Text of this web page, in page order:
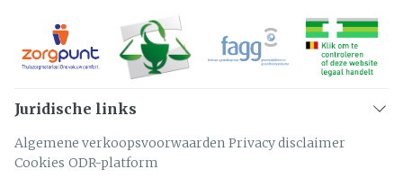
Juridische links
Algemene verkoopsvoorwaarden Privacy disclaimer
Cookies ODR-platform